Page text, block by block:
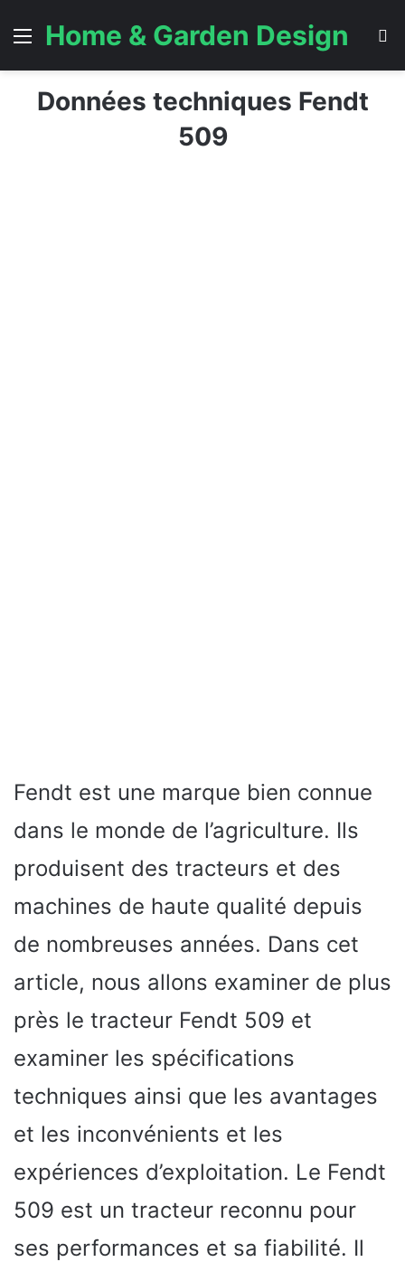
Menu
Home & Garden Design
Données techniques Fendt
509
Fendt est une marque bien connue
dans le monde de l’agriculture. Ils
produisent des tracteurs et des
machines de haute qualité depuis
de nombreuses années. Dans cet
article, nous allons examiner de plus
près le tracteur Fendt 509 et
examiner les spécifications
techniques ainsi que les avantages
et les inconvénients et les
expériences d’exploitation. Le Fendt
509 est un tracteur reconnu pour
ses performances et sa fiabilité. Il